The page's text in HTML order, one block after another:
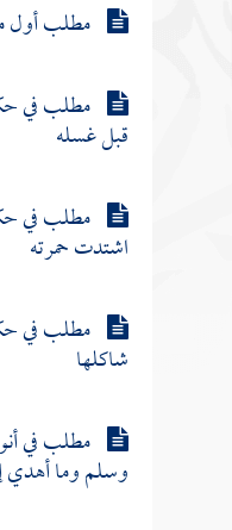
مطلب أول
مطلب في
قبل غسله
مطلب في
اشتدت حمرته
مطلب في
شاكلها
مطلب في
وسلم وما أهدي